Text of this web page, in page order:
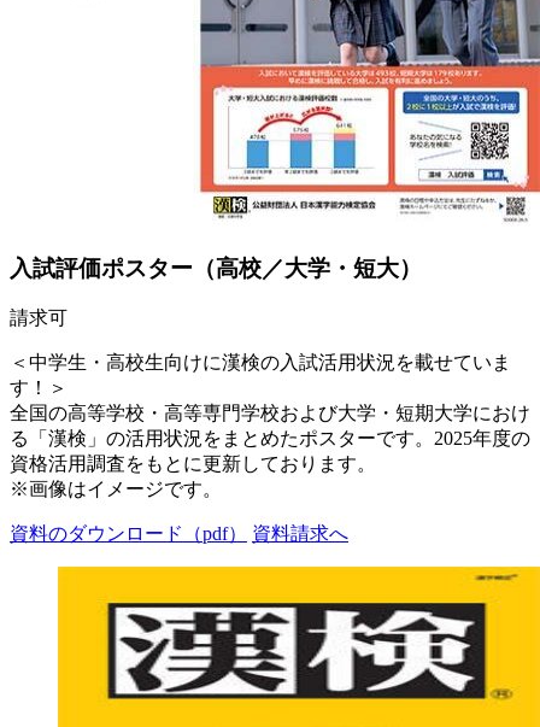
入試評価ポスター（高校／大学・短大）
請求可
＜中学生・高校生向けに漢検の入試活用状況を載せていま
す！＞
全国の高等学校・高等専門学校および大学・短期大学におけ
る「漢検」の活用状況をまとめたポスターです。2025年度の
資格活用調査をもとに更新しております。
※画像はイメージです。
資料のダウンロード（pdf） 資料請求へ